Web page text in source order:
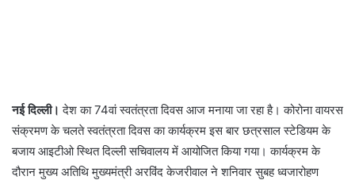
नई दिल्ली। देश का 74वां स्वतंत्रता दिवस आज मनाया जा रहा है। कोरोना वायरस
संक्रमण के चलते स्वतंत्रता दिवस का कार्यक्रम इस बार छत्रसाल स्टेडियम के
बजाय आइटीओ स्थित दिल्ली सचिवालय में आयोजित किया गया। कार्यक्रम के
दौरान मुख्य अतिथि मुख्यमंत्री अरविंद केजरीवाल ने शनिवार सुबह ध्वजारोहण